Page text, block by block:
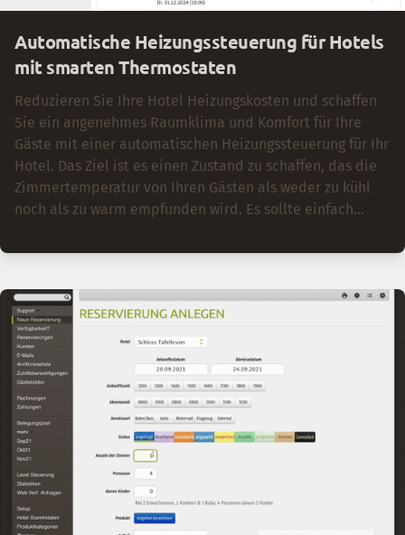
Automatische Heizungssteuerung für Hotels
mit smarten Thermostaten
Reduzieren Sie Ihre Hotel Heizungskosten und schaffen
Sie ein angenehmes Raumklima und Komfort für Ihre
Gäste mit einer automatischen Heizungssteuerung für Ihr
Hotel. Das Ziel ist es einen Zustand zu schaffen, das die
Zimmertemperatur von Ihren Gästen als weder zu kühl
noch als zu warm empfunden wird. Es sollte einfach
Betriebskosten mit einer belegungsabhängigen
Temperatur in nichtbelegten Zimmern wird
heruntergefahren. Diese smarte Heizungssteuerung passt
sich intelligent der Belegung an und sorgt dafür, dass nur
tatsächlich genutzte Zimmer beheizt werden. Dadurch
sparen Sie bis zu 30% Heizkosten, während Ihr Personal
durch die Automatisierung entlastet wird. Ideal für
Hotels jeder Größe, bietet diese Lösung langfristige
Einsparungen und eine nachhaltige Reduzierung des
Energieverbrauchs, was sowohl Ihrem Budget als auch
der Umwelt zugutekommt.